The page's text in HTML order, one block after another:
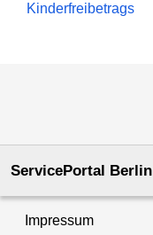
Kinderfreibetrags
ServicePortal Berlin
Impressum